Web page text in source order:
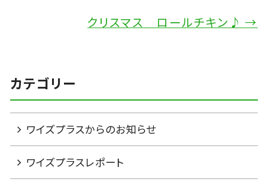
クリスマス ロールチキン♪ →
カテゴリー
ワイズプラスからのお知らせ
ワイズプラスレポート